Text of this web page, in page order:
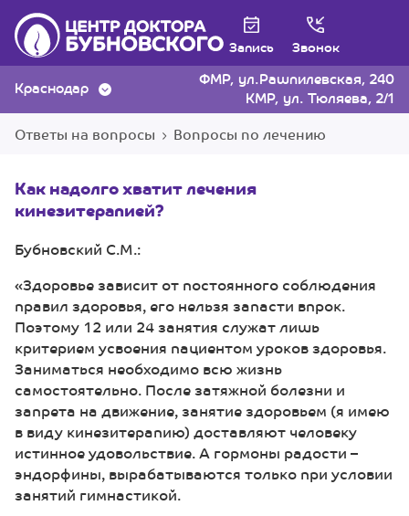
ФМР, ул.Рашпилевская, 240
КМР, ул. Тюляева, 2/1
Запись Звонок
Краснодар
Ответы на вопросы
Вопросы по лечению
Как надолго хватит лечения
кинезитерапией?
Бубновский С.М.:
«Здоровье зависит от постоянного соблюдения
правил здоровья, его нельзя запасти впрок.
Поэтому 12 или 24 занятия служат лишь
критерием усвоения пациентом уроков здоровья.
Заниматься необходимо всю жизнь
самостоятельно. После затяжной болезни и
запрета на движение, занятие здоровьем (я имею
в виду кинезитерапию) доставляют человеку
истинное удовольствие. А гормоны радости –
эндорфины, вырабатываются только при условии
занятий гимнастикой.